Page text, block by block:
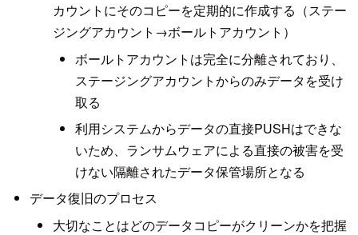
カウントにそのコピーを定期的に作成する（ステー
ジングアカウント→ボールトアカウント）
ボールトアカウントは完全に分離されており、
ステージングアカウントからのみデータを受け
取る
利用システムからデータの直接PUSHはできな
いため、ランサムウェアによる直接の被害を受
けない隔離されたデータ保管場所となる
データ復旧のプロセス
大切なことはどのデータコピーがクリーンかを把握